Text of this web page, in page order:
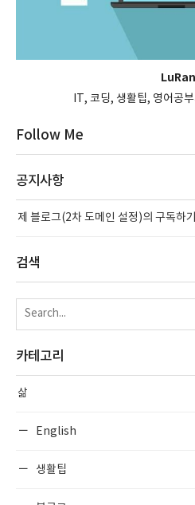
LuRan
IT, 코딩, 생활팁, 영어공
Follow Me
공지사항
제 블로그(2차 도메인 설정)의 구독하
검색
카테고리
삶
English
생활팁